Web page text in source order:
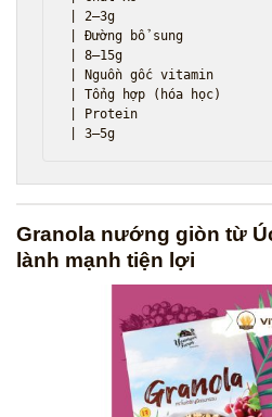
| 2–3g
| Đường bổ sung
| 8–15g
| Nguồn gốc vitamin
| Tổng hợp (hóa học)
| Protein                  |
Granola nướng giòn từ
lành mạnh tiện lợi